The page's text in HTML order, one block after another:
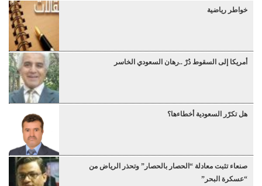
خواطر رياضية
أمريكا إلى السقوط دُرْ ..رهان السعودي الخاسر
هل تكرّر السعودية أخطاءها؟
صنعاء تثبت معادلة “الحصار بالحصار” وتحذر الرياض من
“عسكرة البحر”